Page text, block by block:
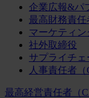
企業広報&パ
最高財務責任
マーケティ
社外取締役
サプライチェ
人事責任者（
最高経営責任者（